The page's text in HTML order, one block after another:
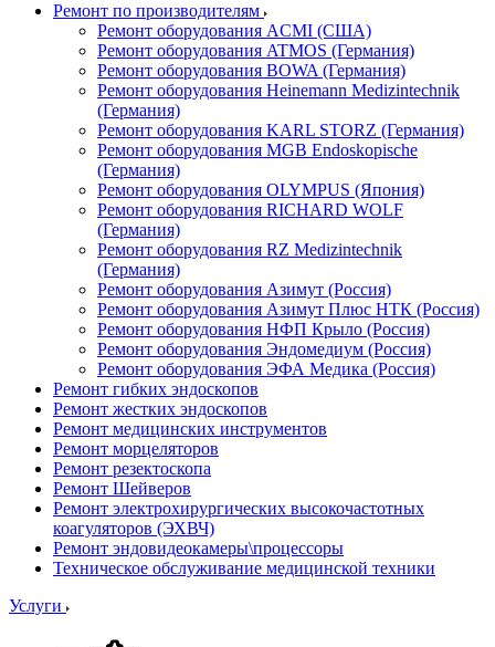
Ремонт по производителям
Ремонт оборудования ACMI (США)
Ремонт оборудования ATMOS (Германия)
Ремонт оборудования BOWA (Германия)
Ремонт оборудования Heinemann Medizintechnik
(Германия)
Ремонт оборудования KARL STORZ (Германия)
Ремонт оборудования MGB Endoskopische
(Германия)
Ремонт оборудования OLYMPUS (Япония)
Ремонт оборудования RICHARD WOLF
(Германия)
Ремонт оборудования RZ Medizintechnik
(Германия)
Ремонт оборудования Азимут (Россия)
Ремонт оборудования Азимут Плюс НТК (Россия)
Ремонт оборудования НФП Крыло (Россия)
Ремонт оборудования Эндомедиум (Россия)
Ремонт оборудования ЭФА Медика (Россия)
Ремонт гибких эндоскопов
Ремонт жестких эндоскопов
Ремонт медицинских инструментов
Ремонт морцеляторов
Ремонт резектоскопа
Ремонт Шейверов
Ремонт электрохирургических высокочастотных
коагуляторов (ЭХВЧ)
Ремонт эндовидеокамеры\процессоры
Техническое обслуживание медицинской техники
Услуги